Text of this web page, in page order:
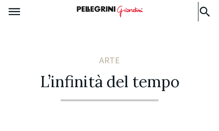
ARTE
L’infinità del tempo